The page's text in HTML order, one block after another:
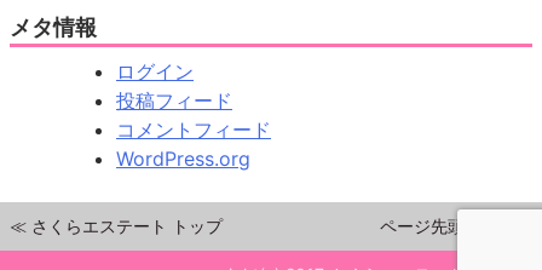
メタ情報
ログイン
投稿フィード
コメントフィード
WordPress.org
≪ さくらエステート トップ ページ先頭へ戻る▲